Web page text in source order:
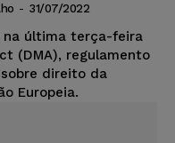
- 31/07/2022
na última terça-feira
(DMA), regulamento
direito da
Europeia.